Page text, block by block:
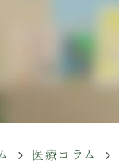
医療コラム